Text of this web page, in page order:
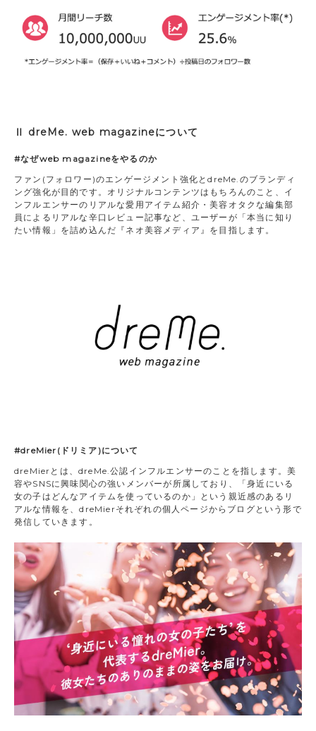
Ⅱ dreMe. web magazineについて
#なぜweb magazineをやるのか
ファン(フォロワー)のエンゲージメント強化とdreMe.のブランディ
ング強化が目的です。オリジナルコンテンツはもちろんのこと、イ
ンフルエンサーのリアルな愛用アイテム紹介・美容オタクな編集部
員によるリアルな辛口レビュー記事など、ユーザーが「本当に知り
たい情報」を詰め込んだ『ネオ美容メディア』を目指します。
#dreMier(ドリミア)について
dreMierとは、dreMe.公認インフルエンサーのことを指します。美
容やSNSに興味関心の強いメンバーが所属しており、「身近にいる
女の子はどんなアイテムを使っているのか」という親近感のあるリ
アルな情報を、dreMierそれぞれの個人ページからブログという形で
発信していきます。